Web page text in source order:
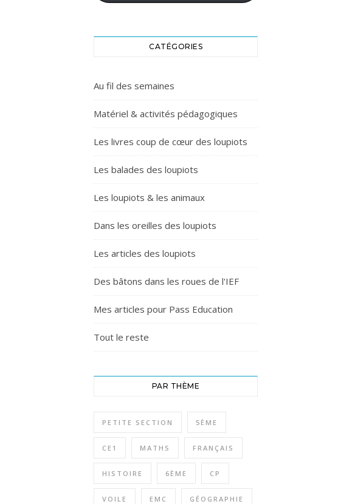
CATÉGORIES
Au fil des semaines
Matériel & activités pédagogiques
Les livres coup de cœur des loupiots
Les balades des loupiots
Les loupiots & les animaux
Dans les oreilles des loupiots
Les articles des loupiots
Des bâtons dans les roues de l'IEF
Mes articles pour Pass Education
Tout le reste
PAR THÈME
PETITE SECTION 5ÈME
CE1 MATHS FRANÇAIS
HISTOIRE 6ÈME CP
VOILE EMC GÉOGRAPHIE